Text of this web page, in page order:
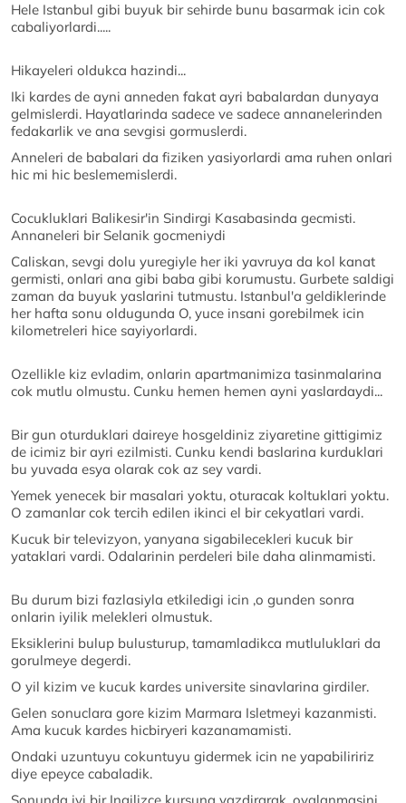
Hele Istanbul gibi buyuk bir sehirde bunu basarmak icin cok
cabaliyorlardi.....
Hikayeleri oldukca hazindi...
Iki kardes de ayni anneden fakat ayri babalardan dunyaya
gelmislerdi. Hayatlarinda sadece ve sadece annanelerinden
fedakarlik ve ana sevgisi gormuslerdi.
Anneleri de babalari da fiziken yasiyorlardi ama ruhen onlari
hic mi hic beslememislerdi.
Cocukluklari Balikesir'in Sindirgi Kasabasinda gecmisti.
Annaneleri bir Selanik gocmeniydi
Caliskan, sevgi dolu yuregiyle her iki yavruya da kol kanat
germisti, onlari ana gibi baba gibi korumustu. Gurbete saldigi
zaman da buyuk yaslarini tutmustu. Istanbul'a geldiklerinde
her hafta sonu oldugunda O, yuce insani gorebilmek icin
kilometreleri hice sayiyorlardi.
Ozellikle kiz evladim, onlarin apartmanimiza tasinmalarina
cok mutlu olmustu. Cunku hemen hemen ayni yaslardaydi...
Bir gun oturduklari daireye hosgeldiniz ziyaretine gittigimiz
de icimiz bir ayri ezilmisti. Cunku kendi baslarina kurduklari
bu yuvada esya olarak cok az sey vardi.
Yemek yenecek bir masalari yoktu, oturacak koltuklari yoktu.
O zamanlar cok tercih edilen ikinci el bir cekyatlari vardi.
Kucuk bir televizyon, yanyana sigabilecekleri kucuk bir
yataklari vardi. Odalarinin perdeleri bile daha alinmamisti.
Bu durum bizi fazlasiyla etkiledigi icin ,o gunden sonra
onlarin iyilik melekleri olmustuk.
Eksiklerini bulup bulusturup, tamamladikca mutluluklari da
gorulmeye degerdi.
O yil kizim ve kucuk kardes universite sinavlarina girdiler.
Gelen sonuclara gore kizim Marmara Isletmeyi kazanmisti.
Ama kucuk kardes hicbiryeri kazanamamisti.
Ondaki uzuntuyu cokuntuyu gidermek icin ne yapabiliririz
diye epeyce cabaladik.